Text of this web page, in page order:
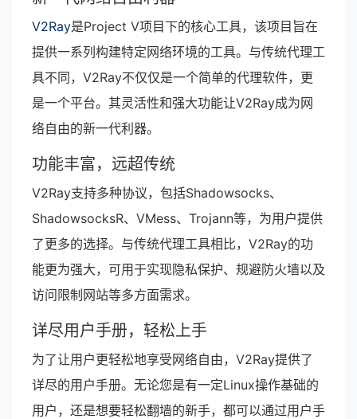
V2Ray是Project V项目下的核心工具，该项目旨在
提供一系列构建特定网络环境的工具。与传统代理工
具不同，V2Ray不仅仅是一个简单的代理软件，更
是一个平台。其灵活性和强大功能让V2Ray成为网
络自由的新一代利器。
功能丰富，远超传统
V2Ray支持多种协议，包括Shadowsocks、
ShadowsocksR、VMess、Trojann等，为用户提供
了更多的选择。与传统代理工具相比，V2Ray的功
能更为强大，可用于实现隐私保护、规避防火墙以及
访问限制网站等多方面需求。
详尽用户手册，轻松上手
为了让用户更轻松地享受网络自由，V2Ray提供了
详尽的用户手册。无论您是有一定Linux操作基础的
用户，还是想要轻松翻墙的新手，都可以通过用户手